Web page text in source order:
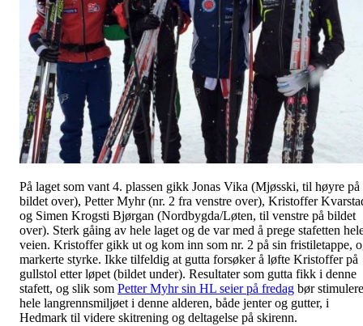
På laget som vant 4. plassen gikk Jonas Vika (Mjøsski, til høyre på
bildet over), Petter Myhr (nr. 2 fra venstre over), Kristoffer
og Simen Krogsti Bjørgan (Nordbygda/Løten, til venstre på bildet
over). Sterk gåing av hele laget og de var med å prege stafetten
veien. Kristoffer gikk ut og kom inn som nr. 2 på sin fristiletappe,
markerte styrke. Ikke tilfeldig at gutta forsøker å løfte Kristoffer på
gullstol etter løpet (bildet under). Resultater som gutta fikk i denne
stafett, og slik som Petter Myhr sin HL seier på fredag bør stimulere
hele langrennsmiljøet i denne alderen, både jenter og gutter, i
Hedmark til videre skitrening og deltagelse på skirenn.